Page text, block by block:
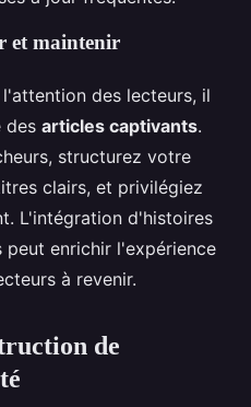
et maintenir
des lecteurs, il
des articles captivants.
structurez votre
clairs, et privilégiez
L'intégration d'histoires
enrichir l'expérience
à revenir.
de